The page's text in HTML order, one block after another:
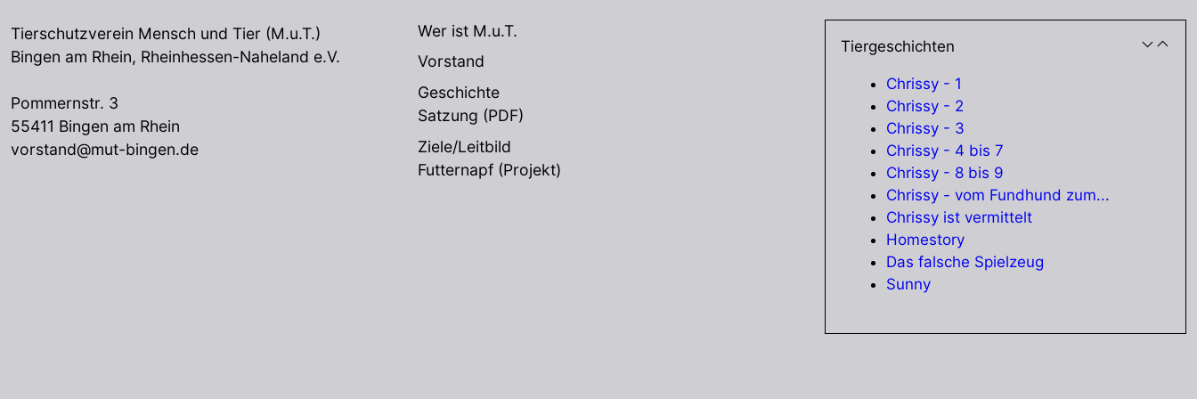
Tierschutzverein Mensch und Tier (M.u.T.)
Bingen am Rhein, Rheinhessen-Naheland e.V.
Pommernstr. 3
55411 Bingen am Rhein
vorstand@mut-bingen.de
Wer ist M.u.T.
Vorstand
Geschichte
Satzung (PDF)
Ziele/Leitbild
Futternapf (Projekt)
Tiergeschichten
Chrissy - 1
Chrissy - 2
Chrissy - 3
Chrissy - 4 bis 7
Chrissy - 8 bis 9
Chrissy - vom Fundhund zum...
Chrissy ist vermittelt
Homestory
Das falsche Spielzeug
Sunny